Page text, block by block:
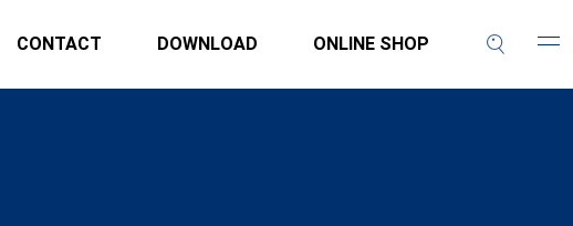
CONTACT DOWNLOAD ONLINE SHOP